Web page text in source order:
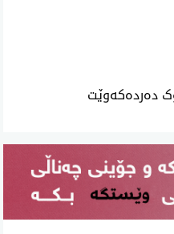
دەردەکەوێت